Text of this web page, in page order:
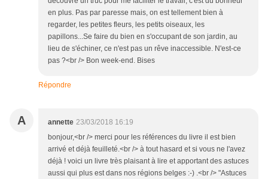
en plus. Pas par paresse mais, on est tellement bien à
regarder, les petites fleurs, les petits oiseaux, les
papillons...Se faire du bien en s'occupant de son jardin, au
lieu de s'échiner, ce n'est pas un rêve inaccessible. N'est-ce
pas ?<br /> Bon week-end. Bises
Répondre
A annette 23/03/2018 16:19
bonjour,<br /> merci pour les références du livre il est bien
arrivé et déjà feuilleté.<br /> à tout hasard et si vous ne l'avez
déjà ! voici un livre très plaisant à lire et apportant des astuces
aussi qui plus est dans nos régions belges :-) .<br /> "Astuces